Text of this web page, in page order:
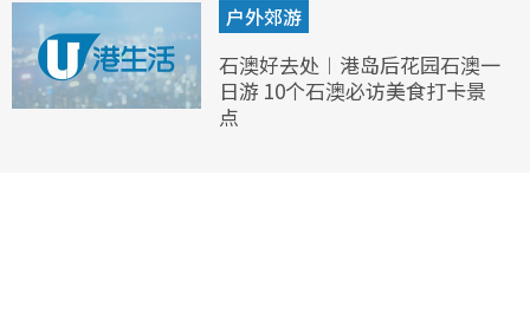
户外郊游
石澳好去处︱港岛后花园石澳一
日游 10个石澳必访美食打卡景
点